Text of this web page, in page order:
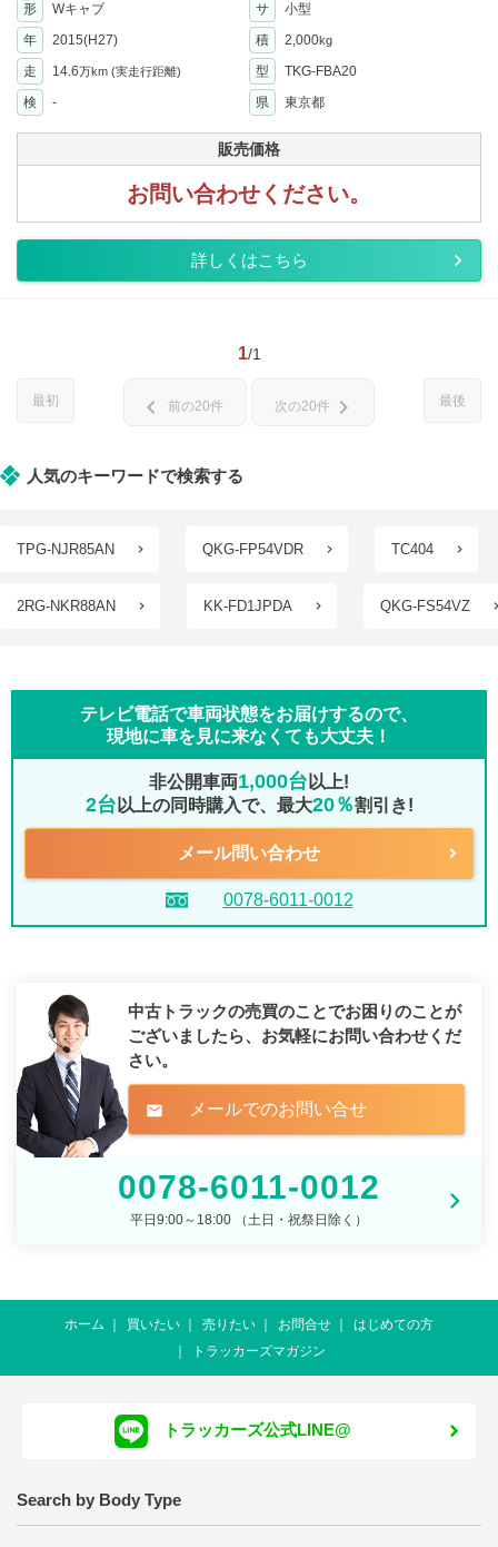
形 Wキャブ サ
小型
年
2015(H27) 積 2,000kg
走 14.6万km (実走行距離) 型
TKG-FBA20
検
- 県 東京都
販売価格
お問い合わせください。
詳しくはこちら
1/1
最初 最後
chevron_left 前の20件 次の20件 chevron_right
人気のキーワードで検索する
TPG-NJR85AN QKG-FP54VDR TC404
2RG-NKR88AN KK-FD1JPDA QKG-FS54VZ
テレビ電話で車両状態をお届けするので、
現地に車を見に来なくても大丈夫！
非公開車両1,000台 以上!
2台 以上の同時購入で、最大20％割引き!
メール問い合わせ
0078-6011-0012
中古トラックの売買のことでお困りのことが
ございましたら、 お気軽にお問い合わせくだ
さい。
mail メールでのお問い合せ
0078-6011-0012
平日9:00～18:00 （土日・祝祭日除く）
ホーム 買いたい 売りたい お問合せ
はじめての方
トラッカーズマガジン
トラッカーズ公式LINE@
Search by Body Type